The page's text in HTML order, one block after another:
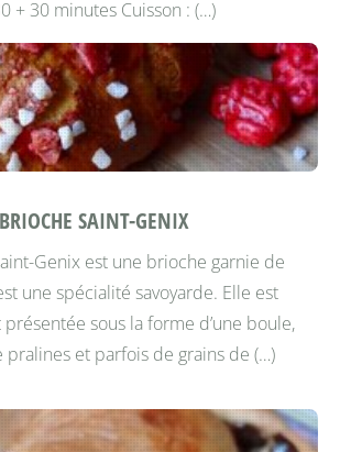
+ 30 minutes Cuisson : (…)
BRIOCHE SAINT-GENIX
Genix est une brioche garnie de
une spécialité savoyarde. Elle est
sous la forme d’une boule,
pralines et parfois de grains de (…)